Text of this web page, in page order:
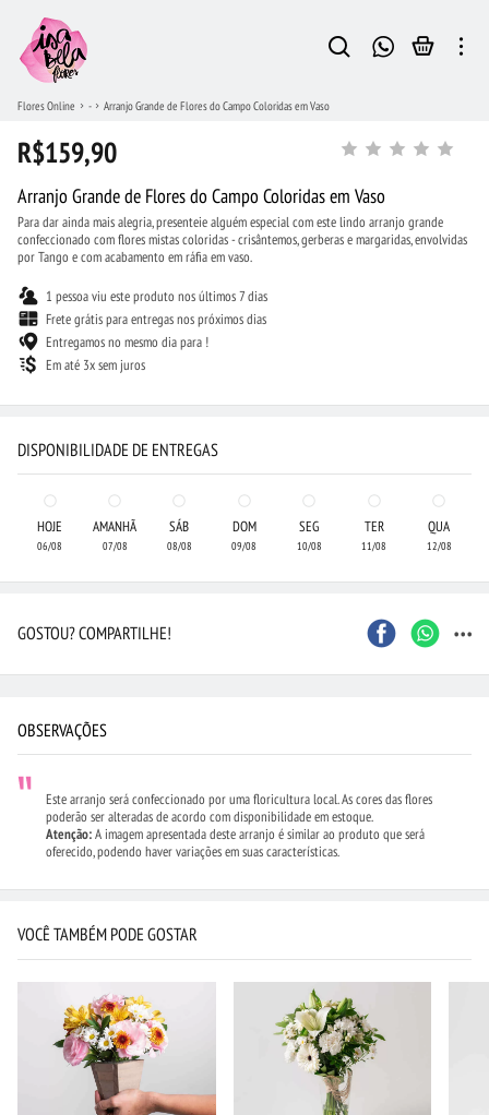
Flores Online - Arranjo Grande de Flores do Campo Coloridas em Vaso
R$159,90
Arranjo Grande de Flores do Campo Coloridas em Vaso
Para dar ainda mais alegria, presenteie alguém especial com este lindo arranjo grande
confeccionado com flores mistas coloridas - crisântemos, gerberas e margaridas, envolvidas
por Tango e com acabamento em ráfia em vaso.
1 pessoa viu este produto nos últimos 7 dias
Frete grátis para entregas nos próximos dias
Entregamos no mesmo dia para !
Em até 3x sem juros
DISPONIBILIDADE DE ENTREGAS
HOJE
06/08
AMANHÃ
07/08
SÁB
08/08
DOM
09/08
SEG
10/08
TER
11/08
QUA
12/08
GOSTOU? COMPARTILHE! ...
OBSERVAÇÕES
Este arranjo será confeccionado por uma floricultura local. As cores das flores
poderão ser alteradas de acordo com disponibilidade em estoque.
Atenção:A imagem apresentada deste arranjo é similar ao produto que será
oferecido, podendo haver variações em suas características.
VOCÊ TAMBÉM PODE GOSTAR